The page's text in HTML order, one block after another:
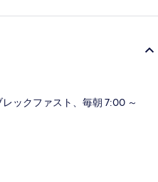
ックファスト、毎朝 7:00 ～